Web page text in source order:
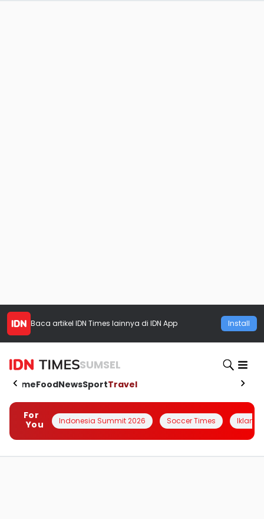
Baca artikel IDN Times lainnya di IDN App Install
SUMSEL
HomeFoodNewsSportTravel
For
You
Indonesia Summit 2026 Soccer Times Iklanin